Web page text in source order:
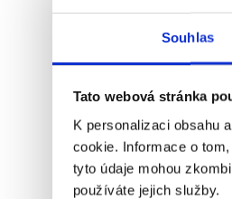
Souhlas
Tato webová stránka
K personalizaci obsahu
cookie. Informace o
tyto údaje mohou
používáte jejich služby.